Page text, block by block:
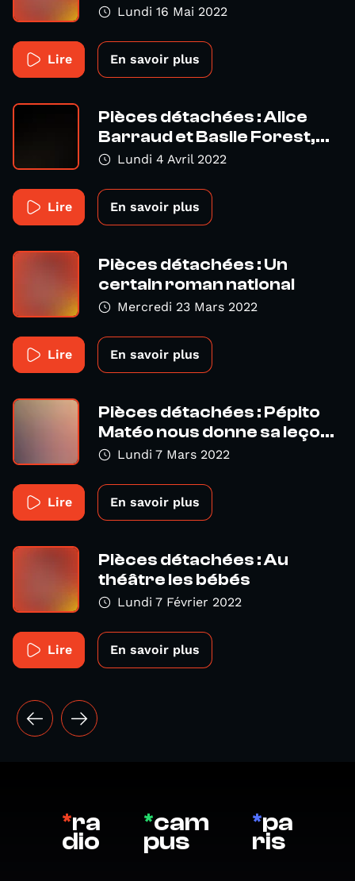
Lundi 16 Mai 2022
Lire En savoir plus
Pièces détachées : Alice
Barraud et Basile Forest,...
Lundi 4 Avril 2022
Lire En savoir plus
Pièces détachées : Un
certain roman national
Mercredi 23 Mars 2022
Lire En savoir plus
Pièces détachées : Pépito
Matéo nous donne sa leço...
Lundi 7 Mars 2022
Lire En savoir plus
Pièces détachées : Au
théâtre les bébés
Lundi 7 Février 2022
Lire En savoir plus
*ra
dio
*cam
pus
*pa
ris